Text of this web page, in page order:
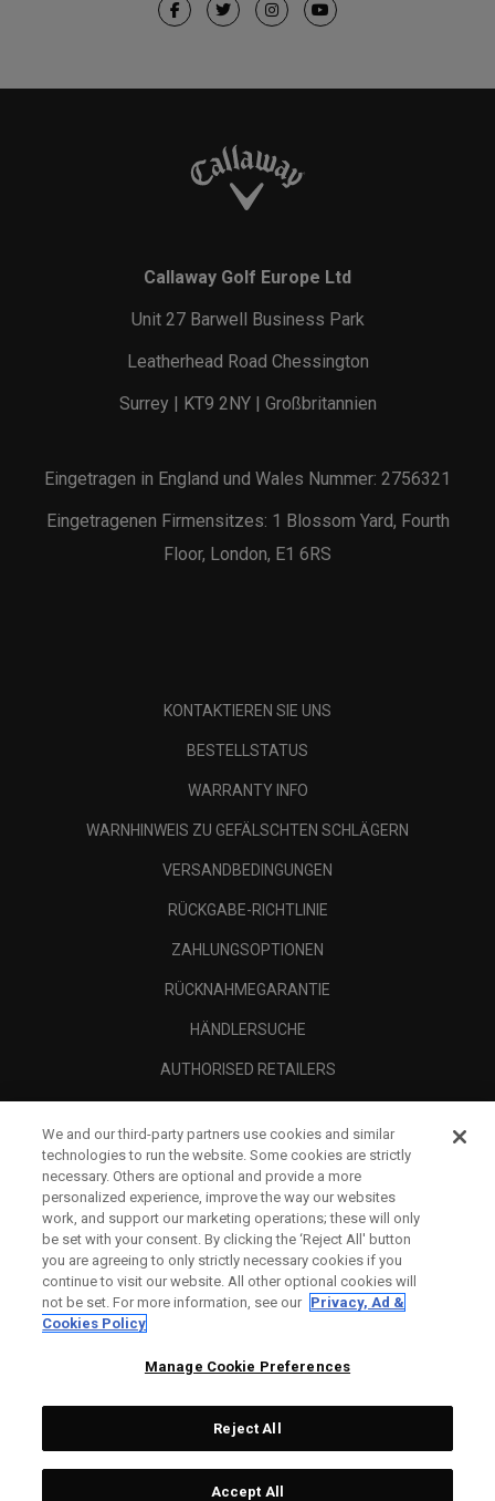
Callaway Golf Europe Ltd
Unit 27 Barwell Business Park
Leatherhead Road Chessington
Surrey | KT9 2NY | Großbritannien
Eingetragen in England und Wales Nummer: 2756321
Eingetragenen Firmensitzes: 1 Blossom Yard, Fourth
Floor, London, E1 6RS
KONTAKTIEREN SIE UNS
BESTELLSTATUS
WARRANTY INFO
WARNHINWEIS ZU GEFÄLSCHTEN SCHLÄGERN
VERSANDBEDINGUNGEN
RÜCKGABE-RICHTLINIE
ZAHLUNGSOPTIONEN
RÜCKNAHMEGARANTIE
HÄNDLERSUCHE
AUTHORISED RETAILERS
UNTERNEHMENSPROFIL
RECHTLICHES-
Topgolf Callaway Brands.
We and our third-party partners use cookies and similar
technologies to run the website. Some cookies are strictly
necessary. Others are optional and provide a more
personalized experience, improve the way our websites
work, and support our marketing operations; these will only
be set with your consent. By clicking the ‘Reject All' button
you are agreeing to only strictly necessary cookies if you
continue to visit our website. All other optional cookies will
not be set. For more information, see our Privacy, Ad &
Cookies Policy
Manage Cookie Preferences
Reject All
Accept All